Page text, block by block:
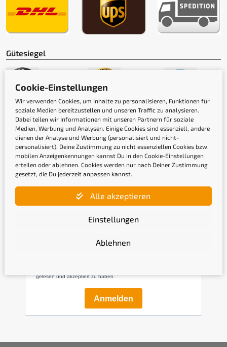
Gütesiegel
Newsletter
gelesen und akzeptiert zu haben.
Anmelden
Cookie-Einstellungen
Wir verwenden Cookies, um Inhalte zu personalisieren, Funktionen für
soziale Medien bereitzustellen und unseren Traffic zu analysieren.
Dabei teilen wir Informationen mit unseren Partnern für soziale
Medien, Werbung und Analysen. Einige Cookies sind essenziell, andere
dienen der Analyse und Werbung (personalisiert und nicht-
personalisiert). Deine Zustimmung zu nicht essenziellen Cookies bzw.
mobilen Anzeigenkennungen kannst Du in den Cookie-Einstellungen
erteilen oder ablehnen. Cookies werden nur nach Deiner Zustimmung
gesetzt, die Du jederzeit anpassen kannst.
Alle akzeptieren
Einstellungen
Ablehnen